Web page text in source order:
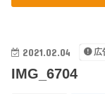
2021.02.04 広
IMG_6704